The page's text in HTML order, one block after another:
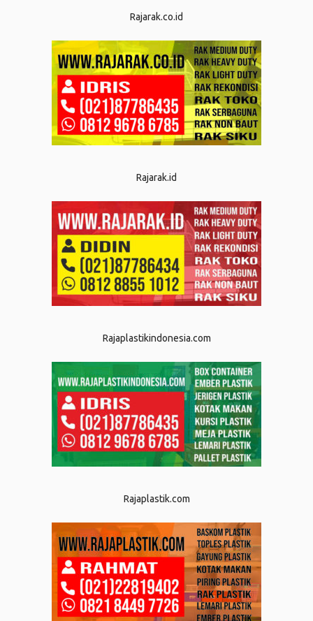
Rajarak.co.id
Rajarak.id
Rajaplastikindonesia.com
Rajaplastik.com